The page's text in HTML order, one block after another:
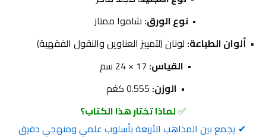
نوع الورق: شاموا ممتاز
ألوان الطباعة: لونان (لتمييز العناوين والنقول الفقهية)
القياس:
الوزن:
✅ لماذا تختار هذا الكتاب؟